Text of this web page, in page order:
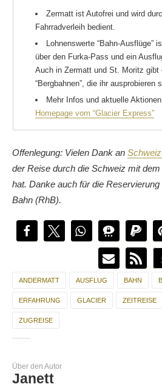
Zermatt ist Autofrei und wird
Fahrradverleih bedient.
Lohnenswerte “Bahn-Ausflüge”
über den Furka-Pass und ein
Auch in Zermatt und St. Moritz gibt
“Bergbahnen”, die ihr ausprobieren
Mehr Infos und aktuelle
Homepage vom “Glacier Express”
gedreht
Von Chur gibt es eine wirklich
Palmen
, wie Gerhard berichtet
Marcel ist
Offenlegung: Vielen Dank an
der Reise durch die Schweiz mit
hat. Danke auch für die
Bahn (RhB).
ANDERMATT AUSFLUG BAHN
ERFAHRUNG GLACIER ZEITREISE
ZUGREISE
Über den Autor
Janett